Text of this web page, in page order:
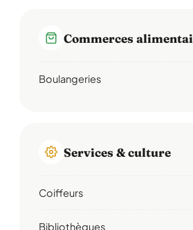
Commerces
Boulangeries
Services & culture
Coiffeurs
Bibliothèques